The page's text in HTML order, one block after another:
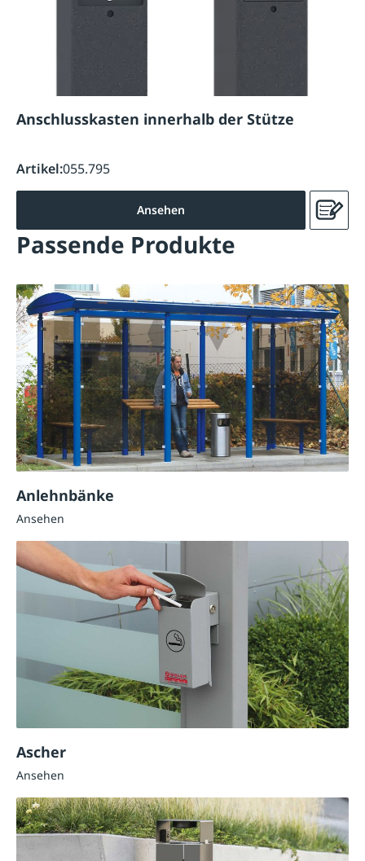
Anschlusskasten innerhalb der Stütze
Artikel:055.795
Ansehen
Passende Produkte
Anlehnbänke
Ansehen
Ascher
Ansehen